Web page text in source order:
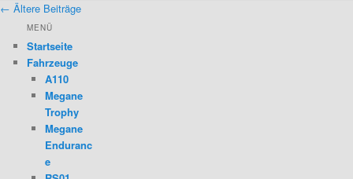
Beitragsnavigation
← Ältere Beiträge
MENÜ
Startseite
Fahrzeuge
A110
Megane
Trophy
Megane
Enduranc
e